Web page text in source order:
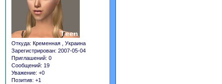
Откуда: Кременная , Украина
Зарегистрирован: 2007-05-04
Приглашений: 0
Сообщений: 19
Уважение: +0
Позитив: +1